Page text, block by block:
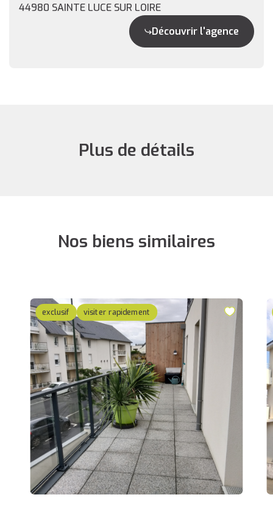
44980 SAINTE LUCE SUR LOIRE
Découvrir l'agence
Plus de détails
Nos biens similaires
exclusif visiter rapidement